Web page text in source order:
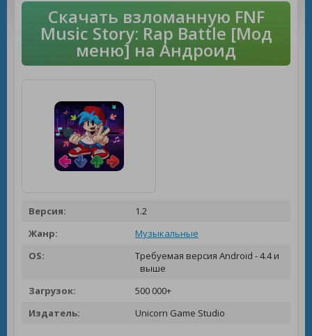
Скачать взломанную FNF
Music Story: Rap Battle [Мод
меню] на Андроид
Версия:
1.2
Жанр:
Музыкальные
OS:
Требуемая версия Android - 4.4 и
выше
Загрузок:
500 000+
Издатель:
Unicorn Game Studio